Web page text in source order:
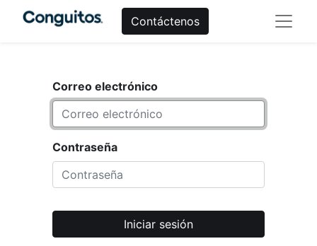
Contáctenos
Correo electrónico
Contraseña
Iniciar sesión